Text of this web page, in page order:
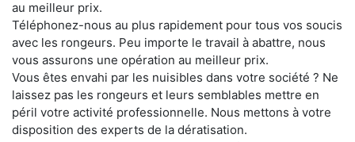
au meilleur prix.
Téléphonez-nous au plus rapidement pour tous vos soucis
avec les rongeurs. Peu importe le travail à abattre, nous
vous assurons une opération au meilleur prix.
Vous êtes envahi par les nuisibles dans votre société ? Ne
laissez pas les rongeurs et leurs semblables mettre en
péril votre activité professionnelle. Nous mettons à votre
disposition des experts de la dératisation.